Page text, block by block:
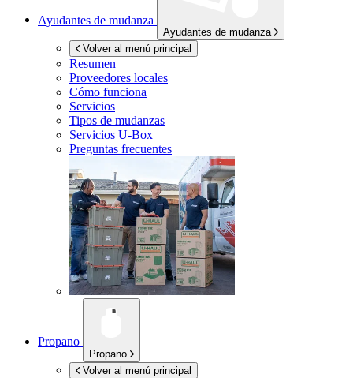
Ayudantes de mudanza
Ayudantes de mudanza
Volver al menú principal
Resumen
Proveedores locales
Cómo funciona
Servicios
Tipos de mudanzas
Servicios U-Box
Preguntas frecuentes
Propano
Propano
Volver al menú principal